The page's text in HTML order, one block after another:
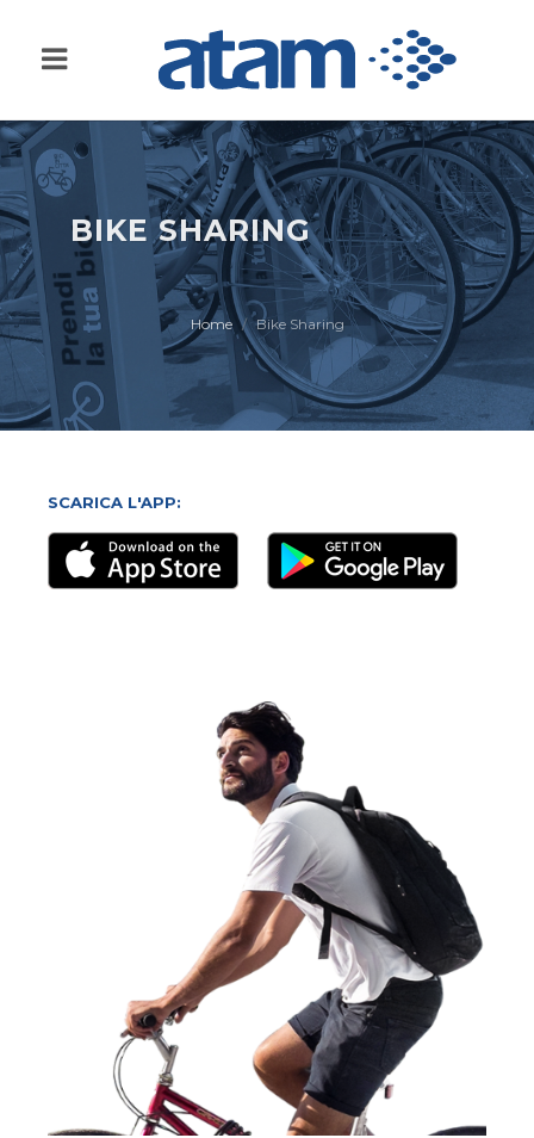
BIKE SHARING
Home Bike Sharing
SCARICA L'APP: